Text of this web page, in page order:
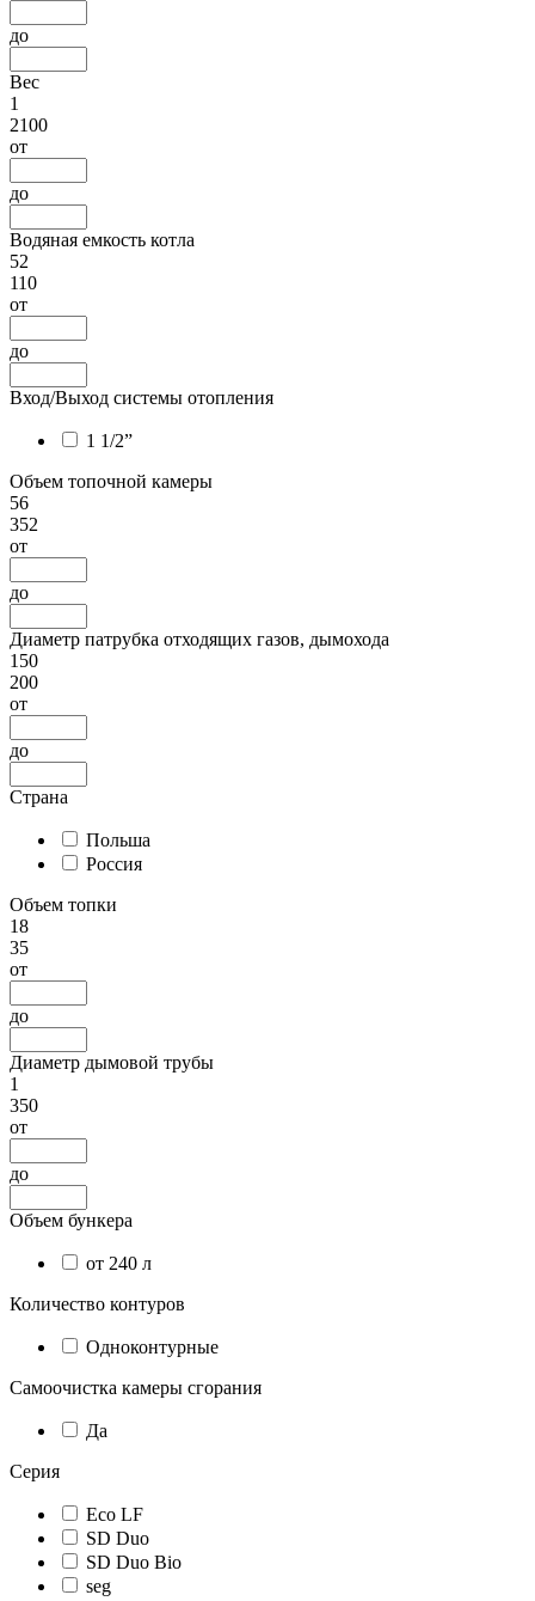
до
Вес
1
2100
от
до
Водяная емкость котла
52
110
от
до
Вход/Выход системы отопления
1 1/2”
Объем топочной камеры
56
352
от
до
Диаметр патрубка отходящих газов, дымохода
150
200
от
до
Страна
Польша
Россия
Объем топки
18
35
от
до
Диаметр дымовой трубы
1
350
от
до
Объем бункера
от 240 л
Количество контуров
Одноконтурные
Самоочистка камеры сгорания
Да
Серия
Eco LF
SD Duo
SD Duo Bio
seg